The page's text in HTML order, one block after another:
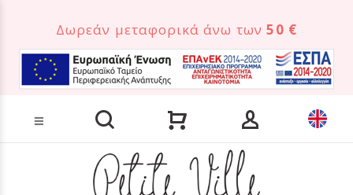
Δωρεάν μεταφορικά άνω των50 €